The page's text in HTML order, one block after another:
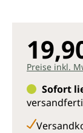
Preise inkl.
Sofort